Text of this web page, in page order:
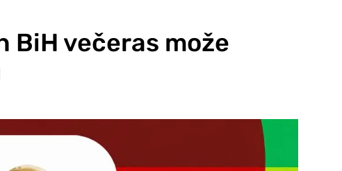
BiH večeras može